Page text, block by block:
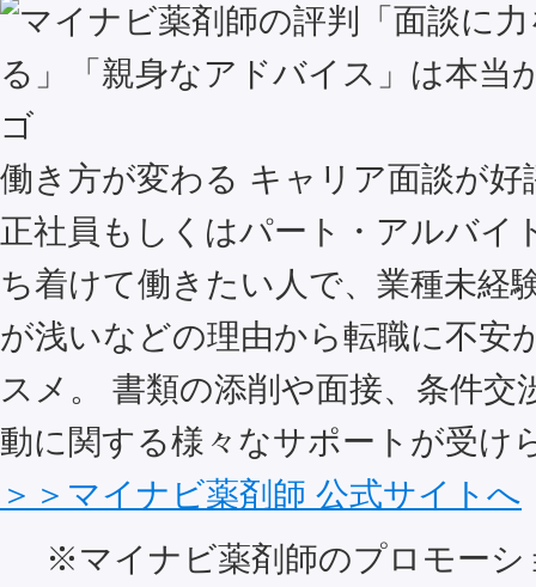
働き方が変わる キャリア面談が好
正社員もしくはパート・アルバイ
ち着けて働きたい人で、業種未経
が浅いなどの理由から転職に不安
スメ。 書類の添削や面接、条件交
動に関する様々なサポートが受け
＞＞マイナビ薬剤師 公式サイトへ
※マイナビ薬剤師のプロモーシ